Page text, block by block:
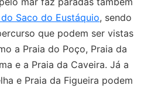
Saco do Eustáquio, sendo
que podem ser vistas
a Praia do Poço, Praia da
e a Praia da Caveira. Já a
e Praia da Figueira podem